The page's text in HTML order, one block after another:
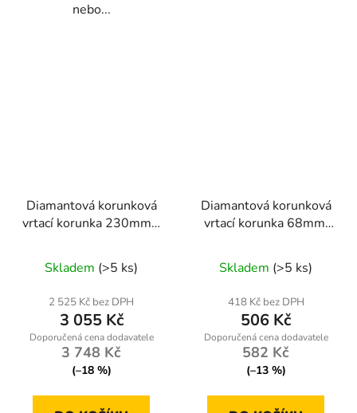
nebo...
Diamantová korunková
vrtací korunka 230mm x
Skladem (>5 ks)
2 525 Kč bez DPH
3 055 Kč
3 748 Kč
(–18 %)
Diamantová korunková
vrtací korunka 68mm,
Skladem (>5 ks)
418 Kč bez DPH
506 Kč
582 Kč
(–13 %)